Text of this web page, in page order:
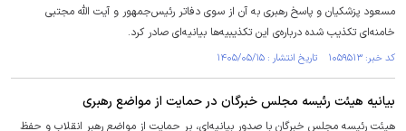
مسعود پزشکیان و پاسخ رهبری به آن از سوی دفاتر رئیس‌جمهور و آیت الله مجتبی
خامنه‌ای تکذیب شده درباره‌ی این تکذیبیه‌ها بیانیه‌ای صادر کرد.
کد خبر: ۱۰۵۹۵۱۳ تاریخ انتشار : ۱۴۰۵/۰۵/۱۵
بیانیه هیئت رئیسه مجلس خبرگان در حمایت از مواضع رهبری
هیئت رئیسه مجلس خبرگان با صدور بیانیه‌ای، بر حمایت از مواضع رهبر انقلاب و حفظ